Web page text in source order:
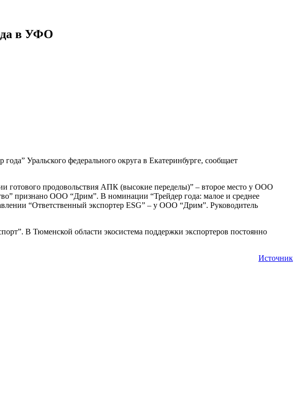
в УФО
Уральского федерального округа в Екатеринбурге, сообщает
готового продовольствия АПК (высокие переделы)” – второе место у ООО
признано ООО “Дрим”. В номинации “Трейдер года: малое и среднее
“Ответственный экспортер ESG” – у ООО “Дрим”. Руководитель
В Тюменской области экосистема поддержки экспортеров постоянно
Источник